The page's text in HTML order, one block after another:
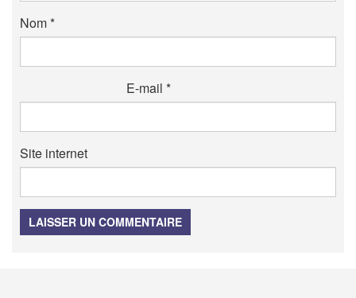
Nom*
E-mail *
Site internet
LAISSER UN COMMENTAIRE